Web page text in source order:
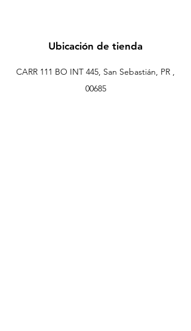
Ubicación de tienda
CARR 111 BO INT 445, San Sebastián, PR ,
00685